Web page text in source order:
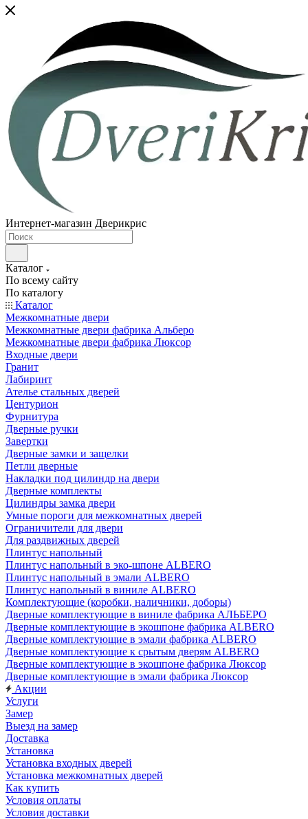
Интернет-магазин Дверикрис
Каталог
По всему сайту
По каталогу
Каталог
Межкомнатные двери
Межкомнатные двери фабрика Альберо
Межкомнатные двери фабрика Люксор
Входные двери
Гранит
Лабиринт
Ателье стальных дверей
Центурион
Фурнитура
Дверные ручки
Завертки
Дверные замки и защелки
Петли дверные
Накладки под цилиндр на двери
Дверные комплекты
Цилиндры замка двери
Умные пороги для межкомнатных дверей
Ограничители для двери
Для раздвижных дверей
Плинтус напольный
Плинтус напольный в эко-шпоне ALBERO
Плинтус напольный в эмали ALBERO
Плинтус напольный в виниле ALBERO
Комплектующие (коробки, наличники, доборы)
Дверные комплектующие в виниле фабрика АЛЬБЕРО
Дверные комплектующие в экошпоне фабрика ALBERO
Дверные комплектующие в эмали фабрика ALBERO
Дверные комплектующие к срытым дверям ALBERO
Дверные комплектующие в экошпоне фабрика Люксор
Дверные комплектующие в эмали фабрика Люксор
Акции
Услуги
Замер
Выезд на замер
Доставка
Установка
Установка входных дверей
Установка межкомнатных дверей
Как купить
Условия оплаты
Условия доставки